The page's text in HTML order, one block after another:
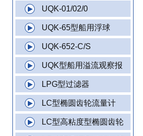
UQK-01/02/0
UQK-65型船用浮球
UQK-652-C/S
UQK型船用溢流观察报
LPG型过滤器
LC型椭圆齿轮流量计
LC型高粘度型椭圆齿轮